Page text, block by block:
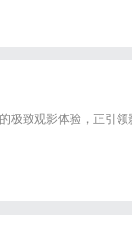
透明价格和直营售后为
极致观影体验，正引领